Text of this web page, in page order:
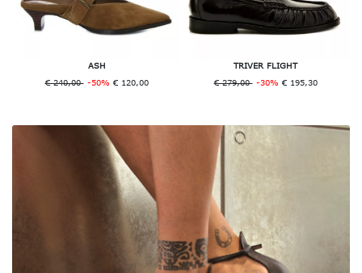
ASH
€ 240,00-50% € 120,00
TRIVER FLIGHT
€ 279,00-30% € 195,30